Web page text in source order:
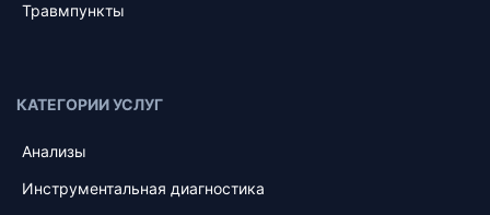
Травмпункты
КАТЕГОРИИ УСЛУГ
Анализы
Инструментальная диагностика